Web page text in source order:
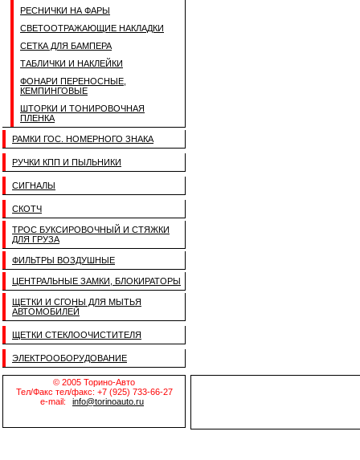
РЕСНИЧКИ НА ФАРЫ
СВЕТООТРАЖАЮЩИЕ НАКЛАДКИ
СЕТКА ДЛЯ БАМПЕРА
ТАБЛИЧКИ И НАКЛЕЙКИ
ФОНАРИ ПЕРЕНОСНЫЕ,
КЕМПИНГОВЫЕ
ШТОРКИ И ТОНИРОВОЧНАЯ
ПЛЕНКА
РАМКИ ГОС. НОМЕРНОГО ЗНАКА
РУЧКИ КПП И ПЫЛЬНИКИ
СИГНАЛЫ
СКОТЧ
ТРОС БУКСИРОВОЧНЫЙ И СТЯЖКИ
ДЛЯ ГРУЗА
ФИЛЬТРЫ ВОЗДУШНЫЕ
ЦЕНТРАЛЬНЫЕ ЗАМКИ, БЛОКИРАТОРЫ
ЩЕТКИ И СГОНЫ ДЛЯ МЫТЬЯ
АВТОМОБИЛЕЙ
ЩЕТКИ СТЕКЛООЧИСТИТЕЛЯ
ЭЛЕКТРООБОРУДОВАНИЕ
© 2005 Торино-Авто
Тел/Факс тел/факс: +7 (925) 733-66-27
e-mail:
info@torinoauto.ru